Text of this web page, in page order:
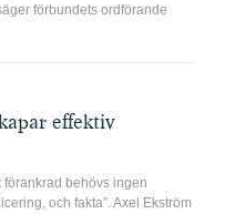
förbundets ordförande
effektiv
behövs ingen
och fakta”. Axel Ekström